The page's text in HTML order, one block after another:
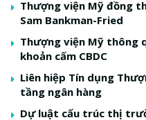
Thượng viện Mỹ đồng
Sam Bankman-Fried
Thượng viện Mỹ thông
khoản cấm CBDC
Liên hiệp Tín dụng
tầng ngân hàng
Dự luật cấu trúc thị